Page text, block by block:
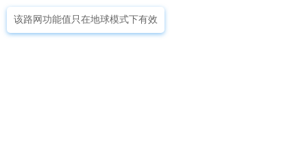
该路网功能值只在地球模式下有效